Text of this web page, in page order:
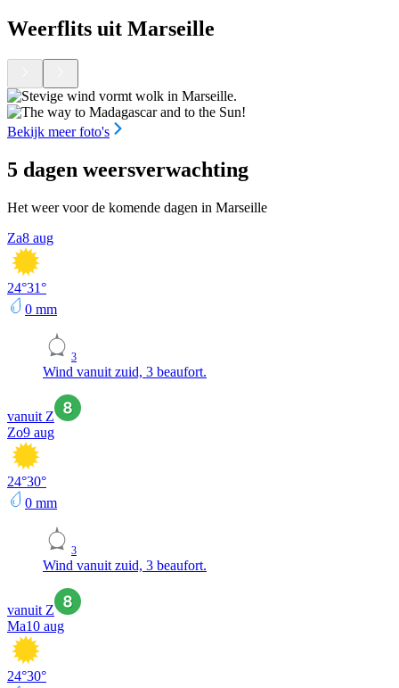
Weerflits uit Marseille
Bekijk meer foto's
5 dagen weersverwachting
Het weer voor de komende dagen in Marseille
Za8 aug
24°31°
0 mm
3
Wind vanuit zuid, 3 beaufort.
vanuit Z
Zo9 aug
24°30°
0 mm
3
Wind vanuit zuid, 3 beaufort.
vanuit Z
Ma10 aug
24°30°